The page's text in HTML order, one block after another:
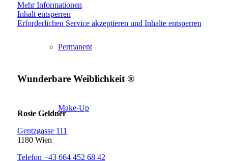
Permanent
Make-Up
Mehr Informationen
Inhalt entsperren
Erforderlichen Service akzeptieren und Inhalte entsperren
Wunderbare Weiblichkeit ®
Rosie Geldner
Gentzgasse 111
1180 Wien
Telefon +43 664 452 68 42